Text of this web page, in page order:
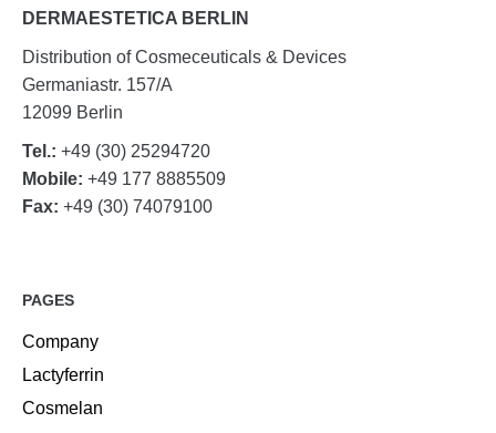
DERMAESTETICA BERLIN
Distribution of Cosmeceuticals & Devices
Germaniastr. 157/A
12099 Berlin
Tel.: +49 (30) 25294720
Mobile: +49 177 8885509
Fax: +49 (30) 74079100
PAGES
Company
Lactyferrin
Cosmelan